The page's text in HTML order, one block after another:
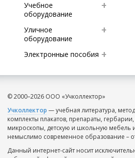
Учебное
оборудование
Уличное
оборудование
Электронные пособия
© 2000–2026 ООО «Учколлектор»
Учколлектор — учебная литература,
комплекты плакатов, препараты,
микроскопы, детскую и школьную мебель
немыслимо современное образование –
Данный интернет-сайт носит